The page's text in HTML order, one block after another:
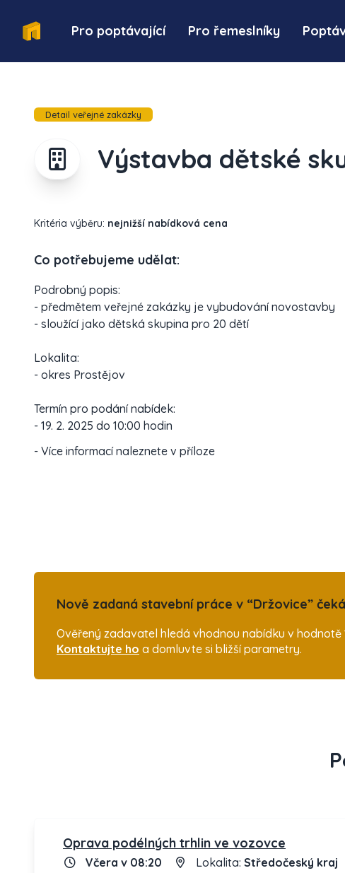
Pro poptávající Pro řemeslníky
Detail veřejné zakázky
Výstavba dětské
Kritéria výběru: nejnižší nabídková cena
Co potřebujeme udělat:
Podrobný popis:
- předmětem veřejné zakázky je vybudování novostavby
- sloužící jako dětská skupina pro 20 dětí
Lokalita:
- okres Prostějov
Termín pro podání nabídek:
- 19. 2. 2025 do 10:00 hodin
- Více informací naleznete v příloze
Nově zadaná stavební práce v “Držovice”
Ověřený zadavatel hledá vhodnou nabídku v hodnotě
Kontaktujte ho a domluvte si bližší parametry.
Oprava podélných trhlin ve vozovce
Včera v 08:20 Lokalita: Středočeský kraj